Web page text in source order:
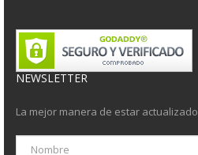
NEWSLETTER
La mejor manera de estar actualizado